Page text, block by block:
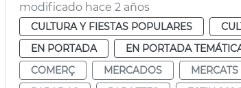
modificado hace 2 años
CULTURA Y FIESTAS POPULARES
EN PORTADA
EN PORTADA
COMERÇ
MERCADOS MERCATS